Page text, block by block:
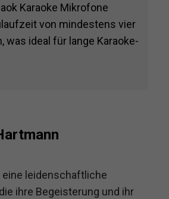
Karaoke Mikrofone
von mindestens vier
was ideal für lange Karaoke-
leidenschaftliche
ihre Begeisterung und ihr